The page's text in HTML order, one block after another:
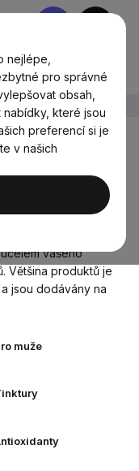
nejlépe,
pro správné
obsah,
které jsou
preferencí si je
v našich
Nákupní
podle
zdraví
. Všechny
z prvotřídních
důraz je kladen na
vašeho
Většina produktů je
jsou dodávány na
muže